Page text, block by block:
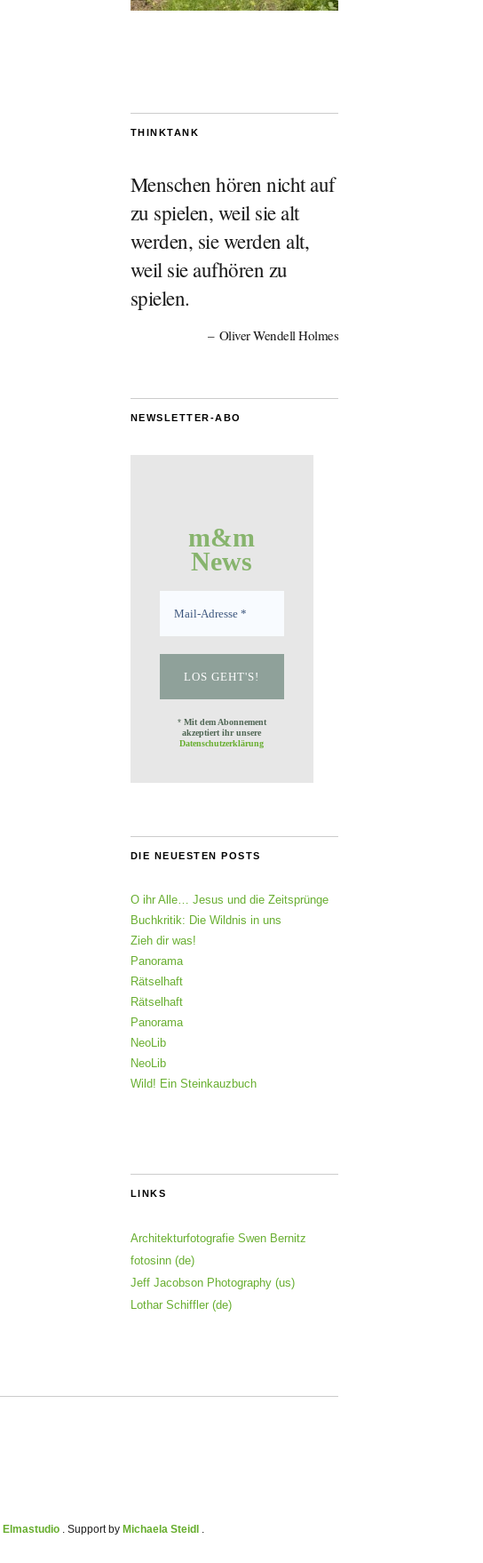
THINKTANK
Menschen hören nicht auf
zu spielen, weil sie alt
werden, sie werden alt,
weil sie aufhören zu
spielen.
Oliver Wendell Holmes
NEWSLETTER-ABO
m&m
News
* Mit dem Abonnement
akzeptiert ihr unsere
Datenschutzerklärung
DIE NEUESTEN POSTS
O ihr Alle… Jesus und die Zeitsprünge
Buchkritik: Die Wildnis in uns
Zieh dir was!
Panorama
Rätselhaft
Rätselhaft
Panorama
NeoLib
NeoLib
Wild! Ein Steinkauzbuch
LINKS
Architekturfotografie Swen Bernitz
fotosinn (de)
Jeff Jacobson Photography (us)
Lothar Schiffler (de)
Elmastudio . Support by Michaela Steidl